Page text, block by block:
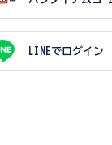
LINEでログイン